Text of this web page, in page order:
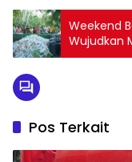
Weekend
Wujudkan
Pos Terkait